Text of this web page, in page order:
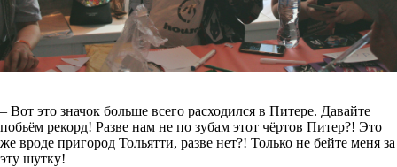
– Вот это значок больше всего расходился в Питере. Давайте
побьём рекорд! Разве нам не по зубам этот чёртов Питер?! Это
же вроде пригород Тольятти, разве нет?! Только не бейте меня за
эту шутку!